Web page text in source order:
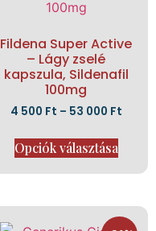
Fildena Super Active
– Lágy zselé
kapszula, Sildenafil
100mg
4 500 Ft – 53 000 Ft
Opciók választása